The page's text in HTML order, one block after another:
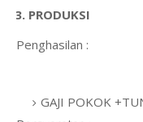
PRODUKSI
Penghasilan :
GAJI POKOK